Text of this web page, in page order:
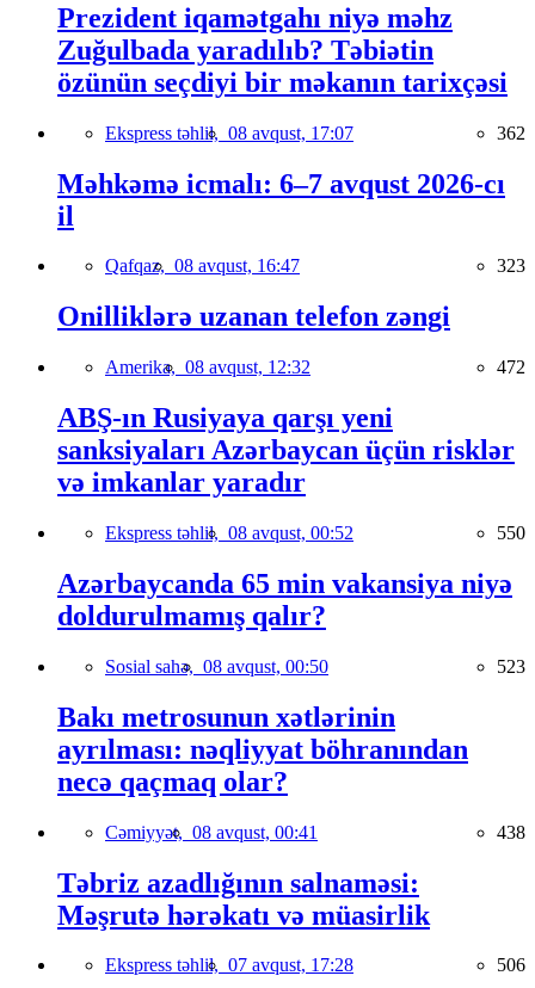
Prezident iqamətgahı niyə məhz
Zuğulbada yaradılıb? Təbiətin
özünün seçdiyi bir məkanın tarixçəsi
Ekspress təhlil, 08 avqust, 17:07 362
Məhkəmə icmalı: 6–7 avqust 2026-cı
il
Qafqaz, 08 avqust, 16:47 323
Onilliklərə uzanan telefon zəngi
Amerika, 08 avqust, 12:32 472
ABŞ-ın Rusiyaya qarşı yeni
sanksiyaları Azərbaycan üçün risklər
və imkanlar yaradır
Ekspress təhlil, 08 avqust, 00:52 550
Azərbaycanda 65 min vakansiya niyə
doldurulmamış qalır?
Sosial sahə, 08 avqust, 00:50 523
Bakı metrosunun xətlərinin
ayrılması: nəqliyyat böhranından
necə qaçmaq olar?
Cəmiyyət, 08 avqust, 00:41 438
Təbriz azadlığının salnaməsi:
Məşrutə hərəkatı və müasirlik
Ekspress təhlil, 07 avqust, 17:28 506